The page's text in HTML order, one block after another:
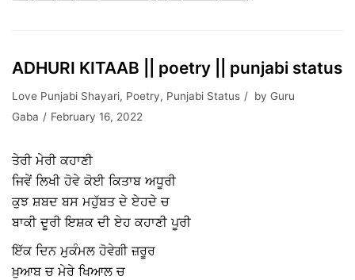
ADHURI KITAAB || poetry || punjabi status
Love Punjabi Shayari, Poetry, Punjabi Status by Guru
Gaba
February 16, 2022
ਤੇਰੀ ਮੇਰੀ ਕਹਾਣੀ ‌
ਜਿਵੇਂ ਲਿਖੀ‌ ਹੋਵੇ ਕੋਈ ਕਿਤਾਬ ਅਧੂਰੀ
ਕੁਝ ਸ਼ਬਦ ਬਸ ਮਹੁੱਬਤ ਦੇ ਏਹਦੇ ਚ
ਬਾਕੀ ਦੂਰੀ ਇਸ਼ਕ ਦੀ ਏਹ ਕਹਾਣੀ ਪੂਰੀ
ਇੱਕ ਦਿਨ ਮੁਕੰਮਲ ਹੋਵੇਗੀ ਜ਼ਰੂਰ
ਖ਼ੁਆਬ ਚ ਮੇਰੇ ਖਿਆਲ ਚ